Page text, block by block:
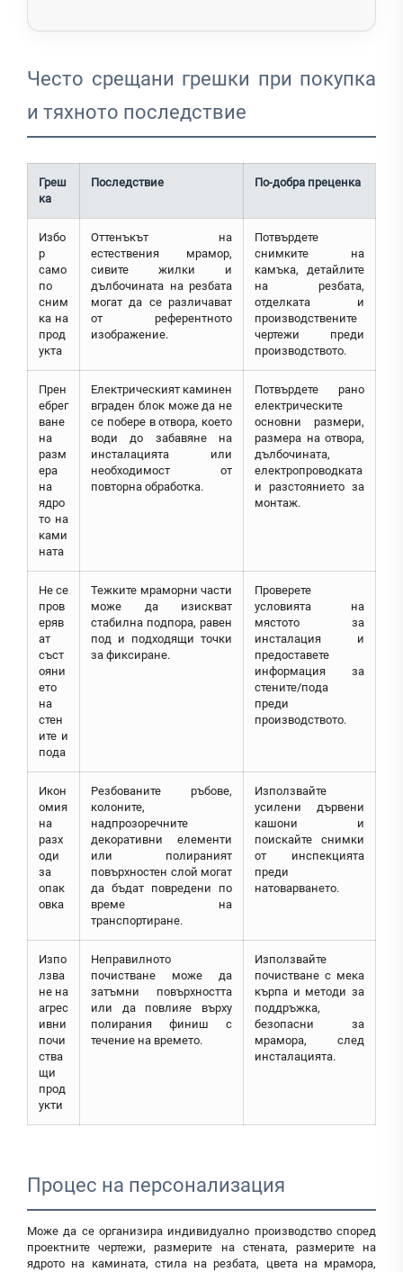
Често срещани грешки при покупка
и тяхното последствие
Греш
ка
Последствие По-добра преценка
Избо
р
само
по
сним
ка на
прод
укта
Оттенъкът на
естествения мрамор,
сивите жилки и
дълбочината на резбата
могат да се различават
от референтното
изображение.
Потвърдете
снимките на
камъка, детайлите
на резбата,
отделката и
производствените
чертежи преди
производството.
Прен
ебрег
ване
на
разм
ера
на
ядро
то на
ками
ната
Електрическият каминен
вграден блок може да не
се побере в отвора, което
води до забавяне на
инсталацията или
необходимост от
повторна обработка.
Потвърдете рано
електрическите
основни размери,
размера на отвора,
дълбочината,
електропроводката
и разстоянието за
монтаж.
Не се
пров
еряв
ат
съст
ояни
ето
на
стен
ите и
пода
Тежките мраморни части
може да изискват
стабилна подпора, равен
под и подходящи точки
за фиксиране.
Проверете
условията на
мястото за
инсталация и
предоставете
информация за
стените/пода
преди
производството.
Икон
омия
на
разх
оди
за
опак
овка
Резбованите ръбове,
колоните,
надпрозоречните
декоративни елементи
или полираният
повърхностен слой могат
да бъдат повредени по
време на
транспортиране.
Използвайте
усилени дървени
кашони и
поискайте снимки
от инспекцията
преди
натоварването.
Изпо
лзва
не на
агрес
ивни
почи
ства
щи
прод
укти
Неправилното
почистване може да
затъмни повърхността
или да повлияе върху
полирания финиш с
течение на времето.
Използвайте
почистване с мека
кърпа и методи за
поддръжка,
безопасни за
мрамора, след
инсталацията.
Процес на персонализация
Може да се организира индивидуално производство според
проектните чертежи, размерите на стената, размерите на
ядрото на камината, стила на резбата, цвета на мрамора,